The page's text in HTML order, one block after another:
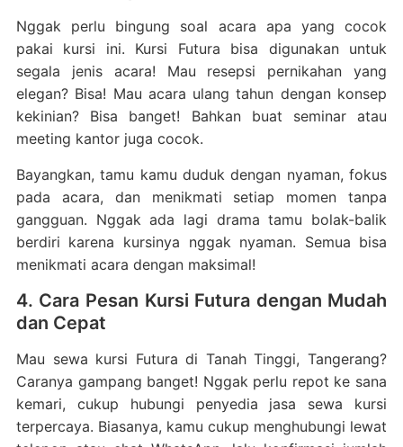
Nggak perlu bingung soal acara apa yang cocok
pakai kursi ini. Kursi Futura bisa digunakan untuk
segala jenis acara! Mau resepsi pernikahan yang
elegan? Bisa! Mau acara ulang tahun dengan konsep
kekinian? Bisa banget! Bahkan buat seminar atau
meeting kantor juga cocok.
Bayangkan, tamu kamu duduk dengan nyaman, fokus
pada acara, dan menikmati setiap momen tanpa
gangguan. Nggak ada lagi drama tamu bolak-balik
berdiri karena kursinya nggak nyaman. Semua bisa
menikmati acara dengan maksimal!
4. Cara Pesan Kursi Futura dengan Mudah
dan Cepat
Mau sewa kursi Futura di Tanah Tinggi, Tangerang?
Caranya gampang banget! Nggak perlu repot ke sana
kemari, cukup hubungi penyedia jasa sewa kursi
terpercaya. Biasanya, kamu cukup menghubungi lewat